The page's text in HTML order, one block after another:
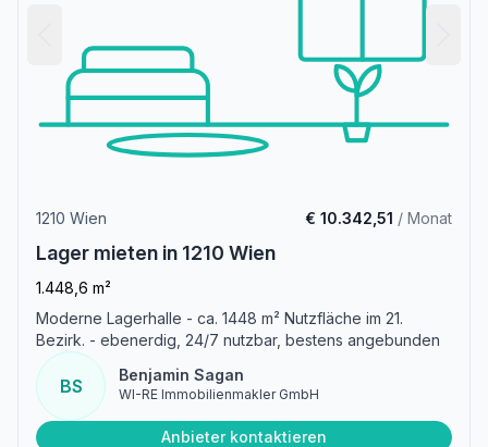
1210 Wien € 10.342,51 / Monat
Lager mieten in 1210 Wien
1.448,6 m²
Moderne Lagerhalle - ca. 1448 m² Nutzfläche im 21.
Bezirk. - ebenerdig, 24/7 nutzbar, bestens angebunden
BS
Benjamin Sagan
WI-RE Immobilienmakler GmbH
Anbieter kontaktieren